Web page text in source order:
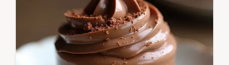
aérienne garantie